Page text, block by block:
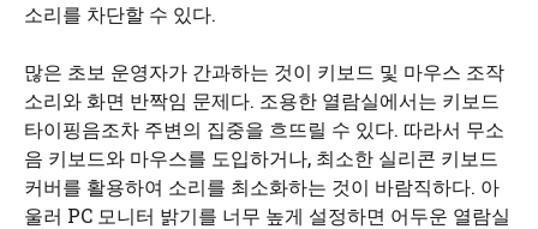
소리를 차단할 수 있다.
많은 초보 운영자가 간과하는 것이 키보드 및 마우스 조작
소리와 화면 반짝임 문제다. 조용한 열람실에서는 키보드
타이핑음조차 주변의 집중을 흐뜨릴 수 있다. 따라서 무소
음 키보드와 마우스를 도입하거나, 최소한 실리콘 키보드
커버를 활용하여 소리를 최소화하는 것이 바람직하다. 아
울러 PC 모니터 밝기를 너무 높게 설정하면 어두운 열람실